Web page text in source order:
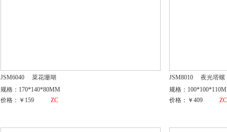
JSM6040
菜花珊瑚
规格：170*140*80MM
价格：￥159
ZC
JSM8010
夜光塔螺
规格：
价格：￥409
ZC